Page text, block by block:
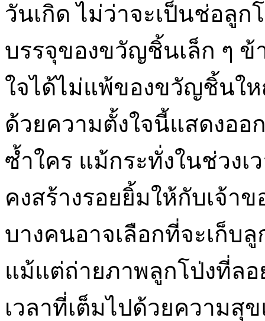
วันเกิด ไม่ว่าจะเป็นช่อลู
บรรจุของขวัญชิ้นเล็ก ๆ ข้
ใจได้ไม่แพ้ของขวัญชิ้นให
ด้วยความตั้งใจนี้แสดงออ
ซ้ำใคร แม้กระทั่งในช่วงเ
คงสร้างรอยยิ้มให้กับเจ้า
บางคนอาจเลือกที่จะเก็บ
แม้แต่ถ่ายภาพลูกโป่งที่ล
เวลาที่เต็มไปด้วยความสุ